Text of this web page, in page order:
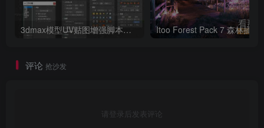
3dmax模型UV贴图增强脚本插件工具UVTools 3.2L 汉化破解版 For 3dmax2014~2023
评论 抢沙发
请登录后发表评论